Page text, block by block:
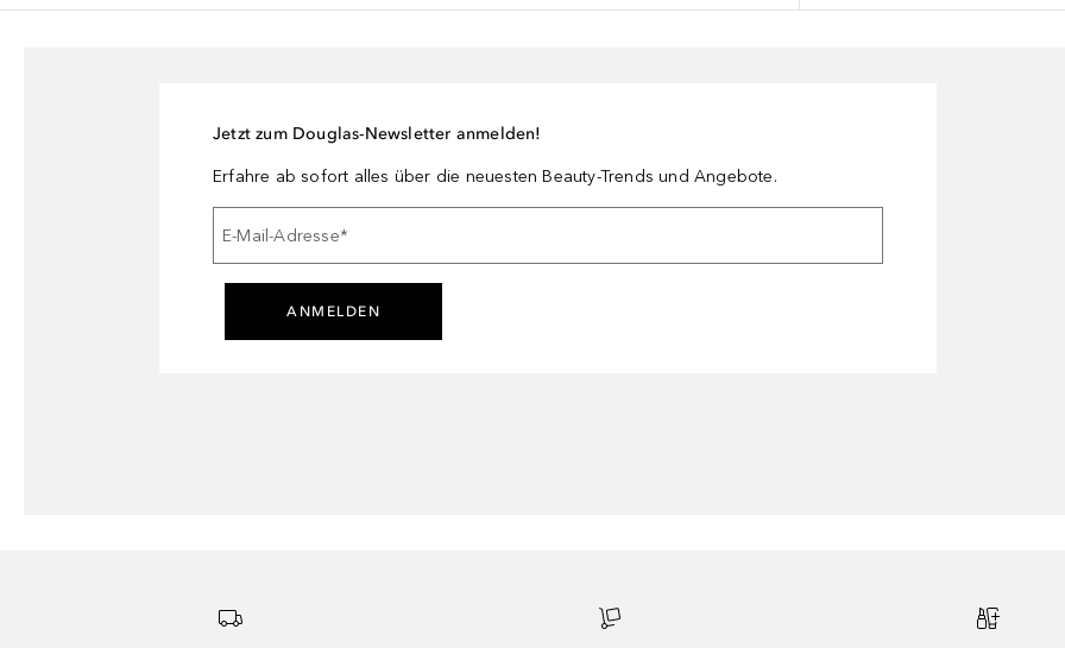
Jetzt zum Douglas-Newsletter anmelden!
Erfahre ab sofort alles über die neuesten Beauty-Trends und Angebote.
E-Mail-Adresse*
ANMELDEN